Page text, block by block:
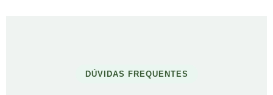
DÚVIDAS FREQUENTES